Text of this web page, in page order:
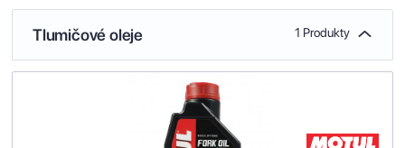
Tlumičové oleje 1 Produkty